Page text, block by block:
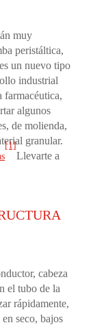
muy
peristáltica,
un nuevo tipo
industrial
farmacéutica,
algunos
de molienda,
granular.
[1]
Llevarte a
cabeza
el tubo de la
rápidamente,
seco, bajos